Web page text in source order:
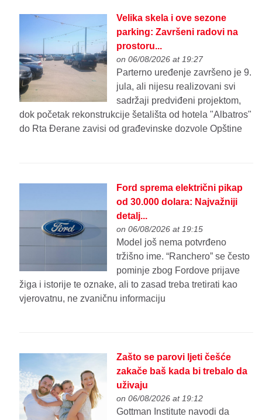
Velika skela i ove sezone
parking: Završeni radovi na
prostoru...
on 06/08/2026 at 19:27
Parterno uređenje završeno je 9.
jula, ali nijesu realizovani svi
sadržaji predviđeni projektom,
dok početak rekonstrukcije šetališta od hotela "Albatros"
do Rta Đerane zavisi od građevinske dozvole Opštine
Ford sprema električni pikap
od 30.000 dolara: Najvažniji
detalj...
on 06/08/2026 at 19:15
Model još nema potvrđeno
tržišno ime. “Ranchero” se često
pominje zbog Fordove prijave
žiga i istorije te oznake, ali to zasad treba tretirati kao
vjerovatnu, ne zvaničnu informaciju
Zašto se parovi ljeti češće
zakače baš kada bi trebalo da
uživaju
on 06/08/2026 at 19:12
Gottman Institute navodi da